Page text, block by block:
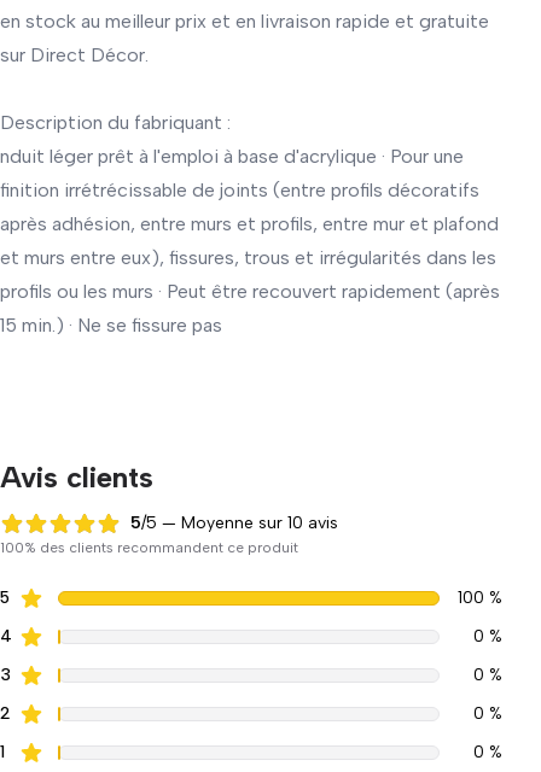
en stock au meilleur prix et en livraison rapide et gratuite
sur Direct Décor.
Description du fabriquant :
nduit léger prêt à l'emploi à base d'acrylique · Pour une
finition irrétrécissable de joints (entre profils décoratifs
après adhésion, entre murs et profils, entre mur et plafond
et murs entre eux), fissures, trous et irrégularités dans les
profils ou les murs · Peut être recouvert rapidement (après
15 min.) · Ne se fissure pas
Avis clients
5 sur 5
5/5 — Moyenne sur 10 avis
100% des clients recommandent ce produit
5
100 %
4
0 %
3
0 %
2
0 %
1
0 %